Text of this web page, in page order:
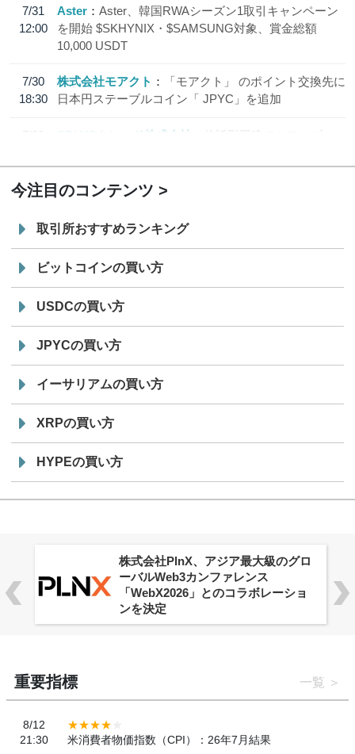
7/31
12:00
Aster
Aster、韓国RWAシーズン1取引キャンペーン
を開始 $SKHYNIX・$SAMSUNG対象、賞金総額
10,000 USDT
7/30
18:30
株式会社モアクト
「モアクト」 のポイント交換先に
日本円ステーブルコイン「 JPYC」を追加
7/29
SBI VCトレード株式会社
信託型円建てステーブル
今注目のコンテンツ
取引所おすすめランキング
ビットコインの買い方
USDCの買い方
JPYCの買い方
イーサリアムの買い方
XRPの買い方
HYPEの買い方
株式会社PlnX、アジア最大級のグロ
ーバルWeb3カンファレンス
「WebX2026」とのコラボレーショ
ンを決定
重要指標 一覧
8/12
21:30
米消費者物価指数（CPI）：26年7月結果